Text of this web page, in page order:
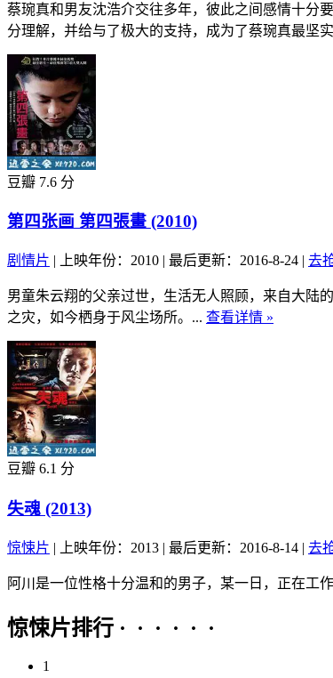
蔡琬真和男友沈浩介交往多年，彼此之间感情十分
分理解，并给与了极大的支持，成为了蔡琬真最坚
豆瓣 7.6 分
第四张画 第四張畫 (2010)
剧情片 | 上映年份：2010 | 最后更新：2016-8-24 | 去
男童朱云翔的父亲过世，生活无人照顾，来自大陆
之灾，如今栖身于风尘场所。... 查看详情 »
豆瓣 6.1 分
失魂 (2013)
惊悚片 | 上映年份：2013 | 最后更新：2016-8-14 | 去
阿川是一位性格十分温和的男子，某一日，正在工
惊悚片排行 · · · · · ·
1